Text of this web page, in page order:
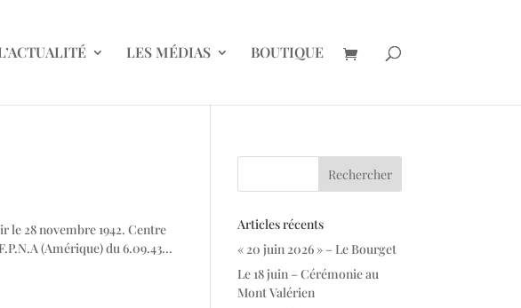
LES MÉDIAS BOUTIQUE
le 28 novembre 1942. Centre
(Amérique) du 6.09.43...
Articles récents
« 20 juin 2026 » – Le Bourget
Le 18 juin – Cérémonie au
Mont Valérien